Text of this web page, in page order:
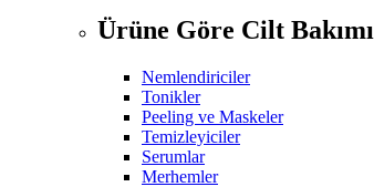
Ürüne Göre Cilt Bakımı
Nemlendiriciler
Tonikler
Peeling ve Maskeler
Temizleyiciler
Serumlar
Merhemler